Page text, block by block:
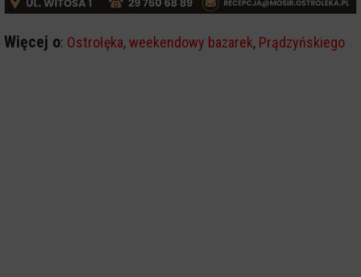
Więcej o: Ostrołęka,weekendowy bazarek, Prądzyńskiego